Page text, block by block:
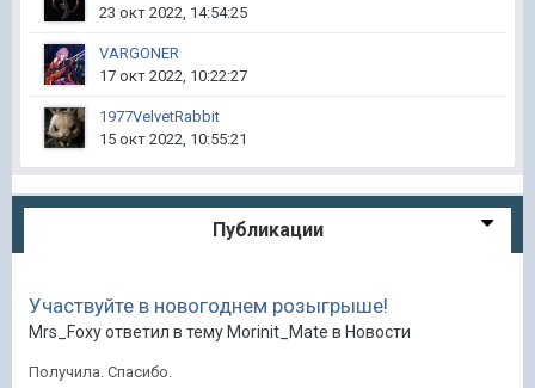
23 окт 2022, 14:54:25
VARGONER
17 окт 2022, 10:22:27
1977VelvetRabbit
15 окт 2022, 10:55:21
Публикации
Участвуйте в новогоднем розыгрыше!
Mrs_Foxy ответил в тему Morinit_Mate в Новости
Получила. Спасибо.